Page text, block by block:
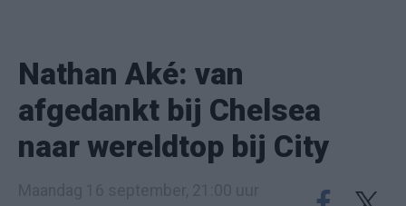
Nathan Aké: van
afgedankt bij Chelsea
naar wereldtop bij City